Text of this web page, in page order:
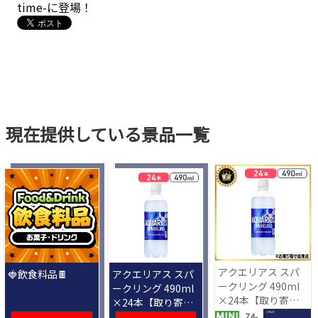
time-に登場！
現在提供している景品一覧
🍓飲食料品🍫
アクエリアス スパ
ークリング 490ml
×24本【取り寄せ
アクエリアス スパ
ークリング 490ml
×24本【取り寄せ
入荷後次第発送】
1 PLAY